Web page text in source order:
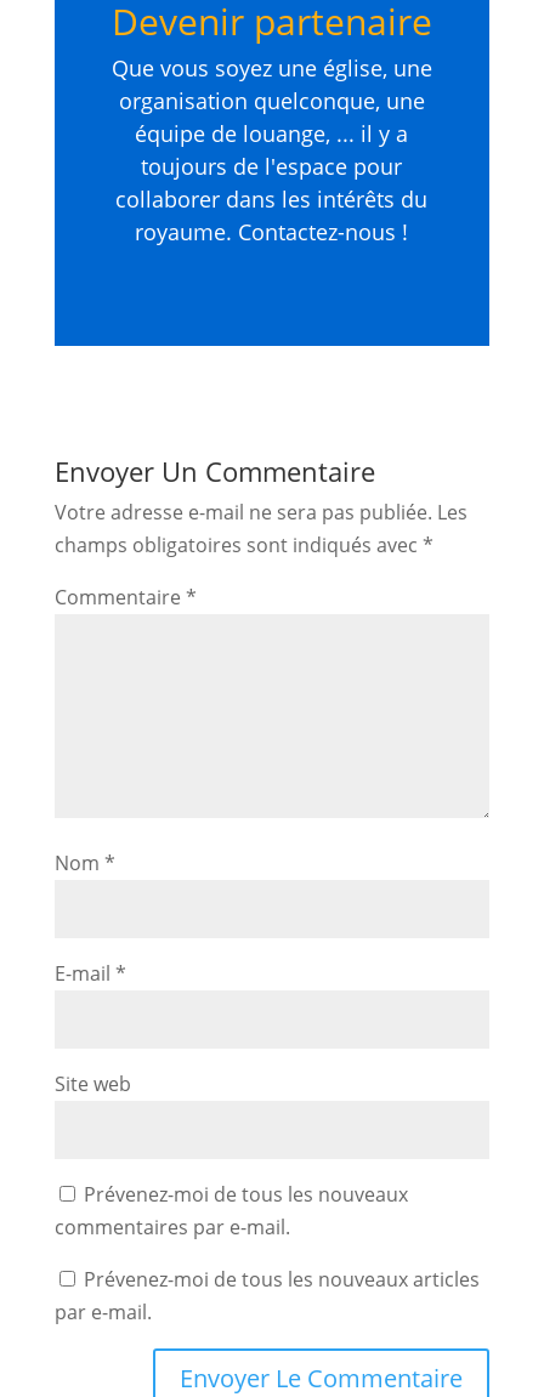
Devenir partenaire
Que vous soyez une église, une
organisation quelconque, une
équipe de louange, ... il y a
toujours de l'espace pour
collaborer dans les intérêts du
royaume. Contactez-nous !
Envoyer Un Commentaire
Votre adresse e-mail ne sera pas publiée. Les
champs obligatoires sont indiqués avec *
Commentaire *
Nom *
E-mail *
Site web
Prévenez-moi de tous les nouveaux
commentaires par e-mail.
Prévenez-moi de tous les nouveaux articles
par e-mail.